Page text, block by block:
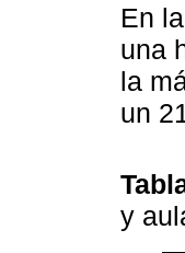
En la
una
la
un
y